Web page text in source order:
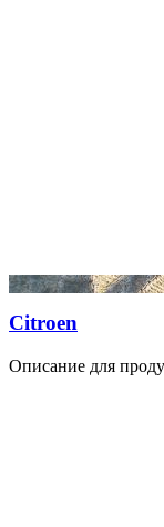
Citroen
Описание для